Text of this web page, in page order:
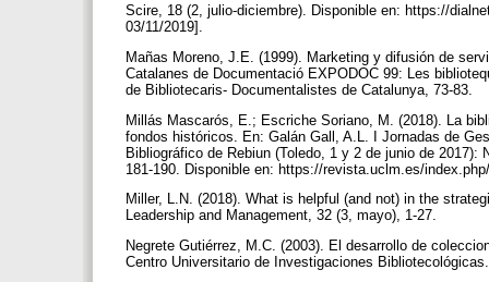
Scire, 18 (2, julio-diciembre). Disponible en: https://
03/11/2019].
Mañas Moreno, J.E. (1999). Marketing y difusión de
Catalanes de Documentació EXPODOC 99: Les
de Bibliotecaris- Documentalistes de Catalunya, 73-83.
Millás Mascarós, E.; Escriche Soriano, M. (2018). La
fondos históricos. En: Galán Gall, A.L. I Jornadas de
Bibliográfico de Rebiun (Toledo, 1 y 2 de junio de
181-190. Disponible en: https://revista.uclm.es/
Miller, L.N. (2018). What is helpful (and not) in the
Leadership and Management, 32 (3, mayo), 1-27.
Negrete Gutiérrez, M.C. (2003). El desarrollo de
Centro Universitario de Investigaciones